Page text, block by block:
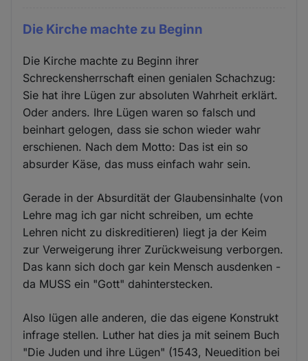
Die Kirche machte zu Beginn
Die Kirche machte zu Beginn ihrer
Schreckensherrschaft einen genialen Schachzug:
Sie hat ihre Lügen zur absoluten Wahrheit erklärt.
Oder anders. Ihre Lügen waren so falsch und
beinhart gelogen, dass sie schon wieder wahr
erschienen. Nach dem Motto: Das ist ein so
absurder Käse, das muss einfach wahr sein.
Gerade in der Absurdität der Glaubensinhalte (von
Lehre mag ich gar nicht schreiben, um echte
Lehren nicht zu diskreditieren) liegt ja der Keim
zur Verweigerung ihrer Zurückweisung verborgen.
Das kann sich doch gar kein Mensch ausdenken -
da MUSS ein "Gott" dahinterstecken.
Also lügen alle anderen, die das eigene Konstrukt
infrage stellen. Luther hat dies ja mit seinem Buch
"Die Juden und ihre Lügen" (1543, Neuedition bei